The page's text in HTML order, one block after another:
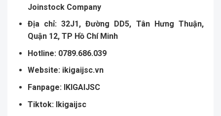
Joinstock Company
Địa chỉ: 32J1, Đường DD5, Tân Hưng Thuận,
Quận 12, TP HồChí Minh
Hotline: 0789.686.039
Website: ikigaijsc.vn
Fanpage: IKIGAIJSC
Tiktok: Ikigaijsc